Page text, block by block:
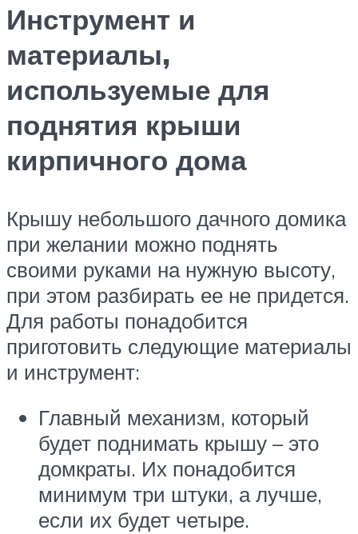
Инструмент и
материалы,
используемые для
поднятия крыши
кирпичного дома
Крышу небольшого дачного домика
при желании можно поднять
своими руками на нужную высоту,
при этом разбирать ее не придется.
Для работы понадобится
приготовить следующие материалы
и инструмент:
Главный механизм, который
будет поднимать крышу – это
домкраты. Их понадобится
минимум три штуки, а лучше,
если их будет четыре.